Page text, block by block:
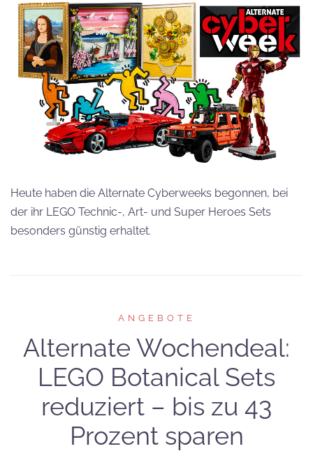
Heute haben die Alternate Cyberweeks begonnen, bei
der ihr LEGO Technic-, Art- und Super Heroes Sets
besonders günstig erhaltet.
ANGEBOTE
Alternate Wochendeal:
LEGO Botanical Sets
reduziert – bis zu 43
Prozent sparen